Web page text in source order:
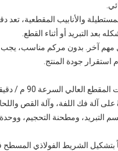
والأنابيب المقطعية،
بعد التبريد أو أثناء القطع.
مهم آخر. بدون مركم مناسب،
استقرار جودة المنتج.
الأنابيب الملحومة من لفائف الفولاذ إلى الأنبوب النهائي.
آلة فك اللفة، وآلة القص
التبريد، ومطحنة التحجيم، ووحدة
بتشكيل الشريط الفولاذي